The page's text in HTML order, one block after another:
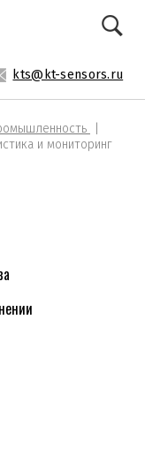
kts@kt-sensors.ru
и мониторинг